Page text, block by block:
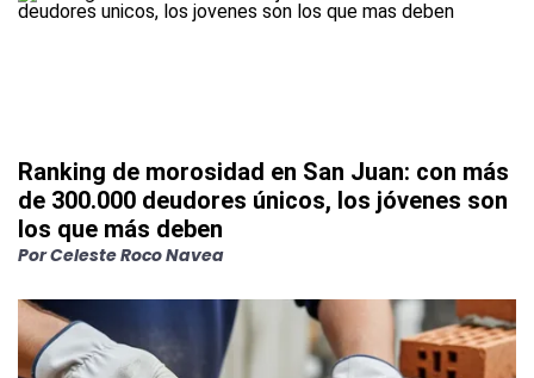
Ranking de morosidad en San Juan: con más
de 300.000 deudores únicos, los jóvenes son
los que más deben
PorCeleste Roco Navea